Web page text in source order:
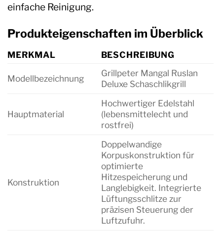
einfache Reinigung.
Produkteigenschaften im Überblick
MERKMAL BESCHREIBUNG
Modellbezeichnung
Grillpeter Mangal Ruslan
Deluxe Schaschlikgrill
Hauptmaterial
Hochwertiger Edelstahl
(lebensmittelecht und
rostfrei)
Konstruktion
Doppelwandige
Korpuskonstruktion für
optimierte
Hitzespeicherung und
Langlebigkeit. Integrierte
Lüftungsschlitze zur
präzisen Steuerung der
Luftzufuhr.